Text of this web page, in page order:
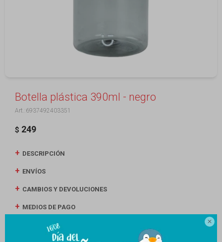

Botella plástica 390ml - negro
6937492403351
$ 249
DESCRIPCIÓN
ENVÍOS
CAMBIOS Y DEVOLUCIONES
MEDIOS DE PAGO